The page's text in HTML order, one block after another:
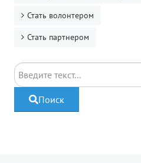
Стать волонтером
Стать партнером
Поиск
Поиск